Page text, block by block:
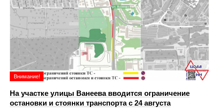
Внимание!
На участке улицы Ванеева вводится ограничение
остановки и стоянки транспорта с 24 августа